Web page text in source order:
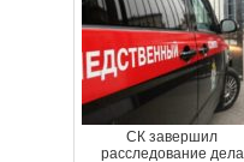
СК завершил
расследование дела